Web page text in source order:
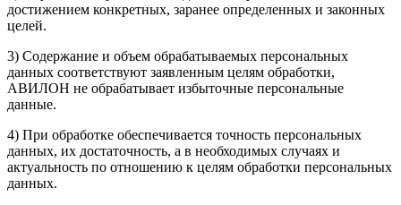
достижением конкретных, заранее определенных и законных
целей.
3) Содержание и объем обрабатываемых персональных
данных соответствуют заявленным целям обработки,
АВИЛОН не обрабатывает избыточные персональные
данные.
4) При обработке обеспечивается точность персональных
данных, их достаточность, а в необходимых случаях и
актуальность по отношению к целям обработки персональных
данных.